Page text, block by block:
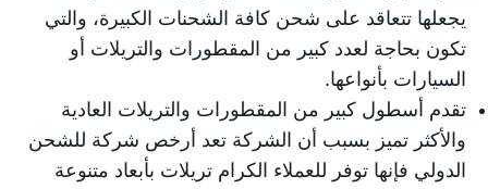
يجعلها تتعاقد على شحن كافة الشحنات الكبيرة، والتي
تكون بحاجة لعدد كبير من المقطورات والتريلات أو
السيارات بأنواعها.
تقدم أسطول كبير من المقطورات والتريلات العادية
والأكثر تميز بسبب أن الشركة تعد أرخص شركة للشحن
الدولي فإنها توفر للعملاء الكرام تريلات بأبعاد متنوعة